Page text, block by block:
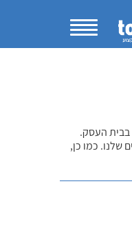
בבית העסק.
שלנו. כמו כן,